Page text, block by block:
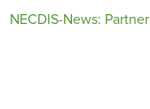
NECDIS-News: Partner